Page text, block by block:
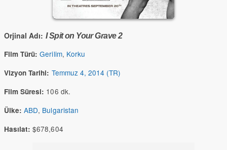
Orjinal Adı: I Spit on Your Grave 2
Film Türü: Gerilim, Korku
Vizyon Tarihi: Temmuz 4, 2014 (TR)
Film Süresi: 106 dk.
Ülke: ABD, Bulgaristan
Hasılat: $678,604